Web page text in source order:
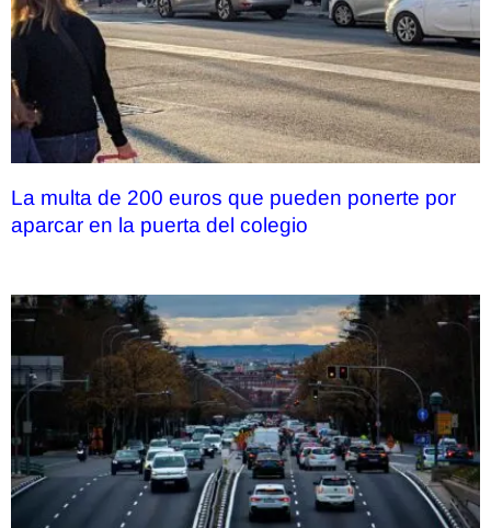
La multa de 200 euros que pueden ponerte por
aparcar en la puerta del colegio